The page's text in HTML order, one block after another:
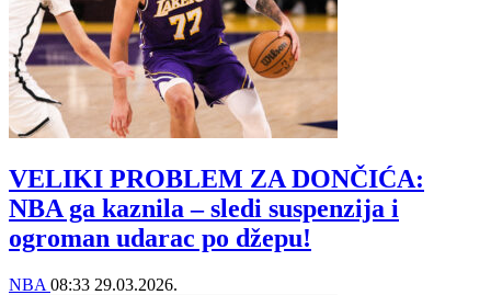
VELIKI PROBLEM ZA DONČIĆA:
NBA ga kaznila – sledi suspenzija i
ogroman udarac po džepu!
NBA 08:33 29.03.2026.